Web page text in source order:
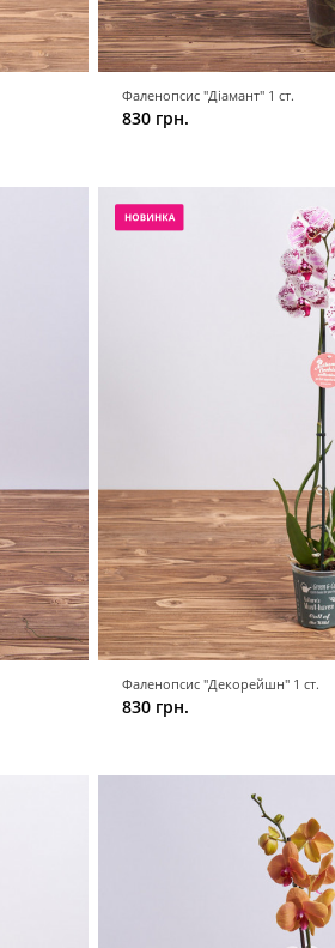
Фаленопсис "Діамант" 1 ст.
830 грн.
Фаленопсис "Декорейшн" 1 ст.
830 грн.